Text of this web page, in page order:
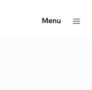
Menu